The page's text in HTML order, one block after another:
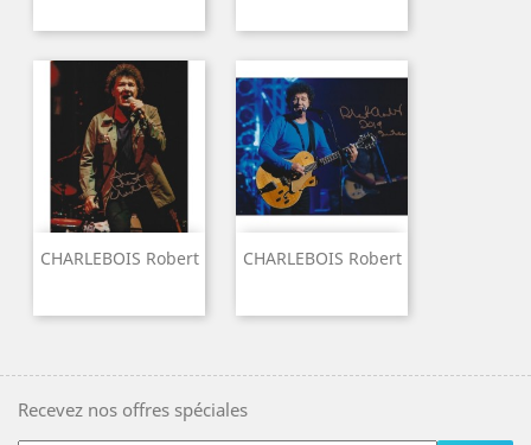
CHARLEBOIS Robert CHARLEBOIS Robert
Recevez nos offres spéciales